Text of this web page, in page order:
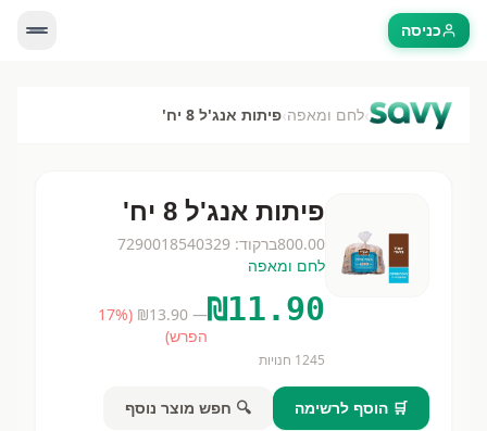
כניסה
›לחם ומאפה›פיתות אנג'ל 8 יח'
פיתות אנג'ל 8 יח'
800.00ברקוד: 7290018540329
לחם ומאפה
₪11.90
— ₪
13.90
(
17%
הפרש)
1245 חנויות
🛒 הוסף לרשימה 🔍 חפש מוצר נוסף